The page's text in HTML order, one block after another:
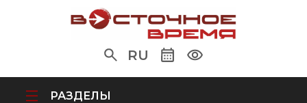
RU
РАЗДЕЛЫ